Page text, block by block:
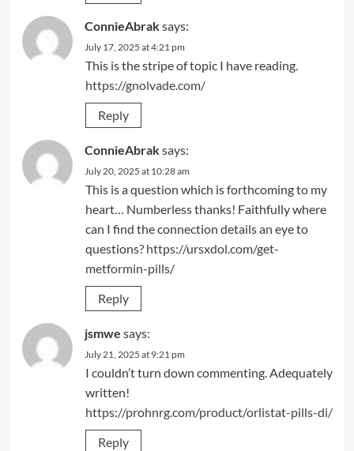
ConnieAbraksays:
July 17, 2025 at 4:21 pm
This is the stripe of topic I have reading.
https://gnolvade.com/
Reply
ConnieAbraksays:
July 20, 2025 at 10:28 am
This is a question which is forthcoming to my
heart… Numberless thanks! Faithfully where
can I find the connection details an eye to
questions? https://ursxdol.com/get-
metformin-pills/
Reply
jsmwe says:
July 21, 2025 at 9:21 pm
I couldn’t turn down commenting. Adequately
written!
https://prohnrg.com/product/orlistat-pills-di/
Reply